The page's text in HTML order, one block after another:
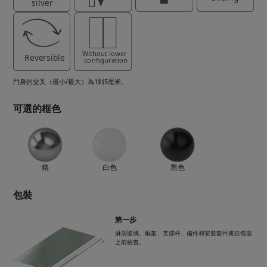
門身的交叉（最小/最大）為1到5厘米。
可選的框色
鉻 白色 黑色
包裝
第一步
淋浴玻璃、框架、支撐杆、備件和安裝套件將在包裝
之前檢查。